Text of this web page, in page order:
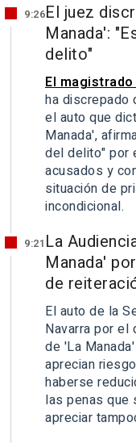
9:26El juez
Manada':
delito"
El
ha discrepado
el auto que
Manada',
del delito" por
acusados y
situación de
incondicional.
9:21 La
Manada'
de
El auto de la
Navarra por el
de 'La
aprecian
haberse
las penas que
apreciar